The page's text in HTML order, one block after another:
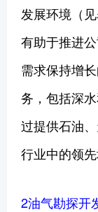
发展环境（
有助于推进
需求保持增
务，包括深
过提供石油
行业中的领先
2油气勘探开